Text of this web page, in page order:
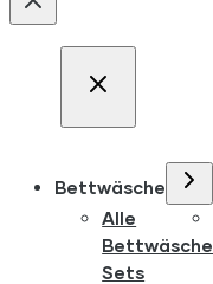
Bettwäsche
Alle
Bettwäsche
Sets